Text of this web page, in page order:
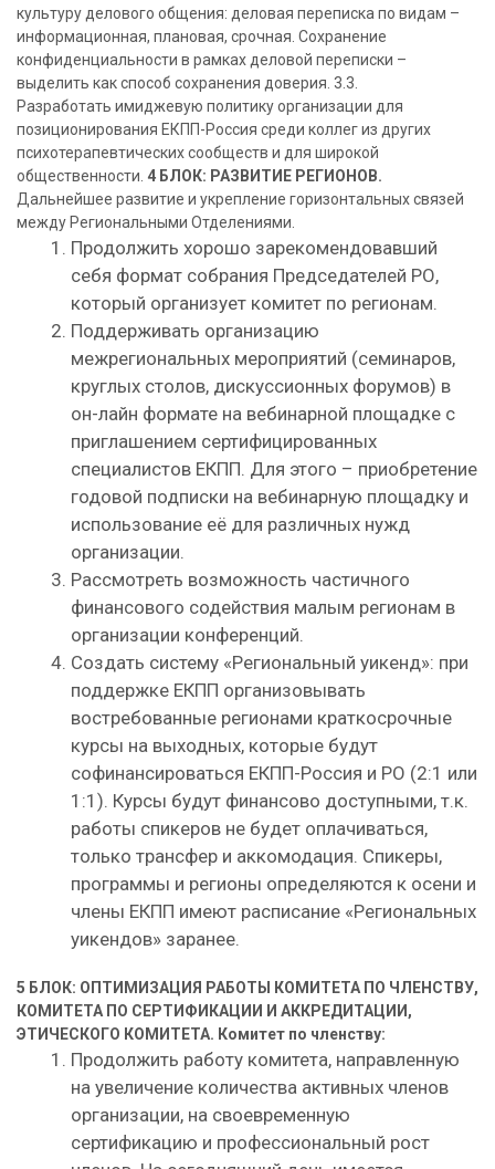
культуру делового общения: деловая переписка по видам –
информационная, плановая, срочная. Сохранение
конфиденциальности в рамках деловой переписки –
выделить как способ сохранения доверия. 3.3.
Разработать имиджевую политику организации для
позиционирования ЕКПП-Россия среди коллег из других
психотерапевтических сообществ и для широкой
общественности. 4 БЛОК: РАЗВИТИЕ РЕГИОНОВ.
Дальнейшее развитие и укрепление горизонтальных связей
между Региональными Отделениями.
Продолжить хорошо зарекомендовавший
себя формат собрания Председателей РО,
который организует комитет по регионам.
Поддерживать организацию
межрегиональных мероприятий (семинаров,
круглых столов, дискуссионных форумов) в
он-лайн формате на вебинарной площадке с
приглашением сертифицированных
специалистов ЕКПП. Для этого – приобретение
годовой подписки на вебинарную площадку и
использование её для различных нужд
организации.
Рассмотреть возможность частичного
финансового содействия малым регионам в
организации конференций.
Создать систему «Региональный уикенд»: при
поддержке ЕКПП организовывать
востребованные регионами краткосрочные
курсы на выходных, которые будут
софинансироваться ЕКПП-Россия и РО (2:1 или
1:1). Курсы будут финансово доступными, т.к.
работы спикеров не будет оплачиваться,
только трансфер и аккомодация. Спикеры,
программы и регионы определяются к осени и
члены ЕКПП имеют расписание «Региональных
уикендов» заранее.
5 БЛОК: ОПТИМИЗАЦИЯ РАБОТЫ КОМИТЕТА ПО ЧЛЕНСТВУ,
КОМИТЕТА ПО СЕРТИФИКАЦИИ И АККРЕДИТАЦИИ,
ЭТИЧЕСКОГО КОМИТЕТА. Комитет по членству:
Продолжить работу комитета, направленную
на увеличение количества активных членов
организации, на своевременную
сертификацию и профессиональный рост